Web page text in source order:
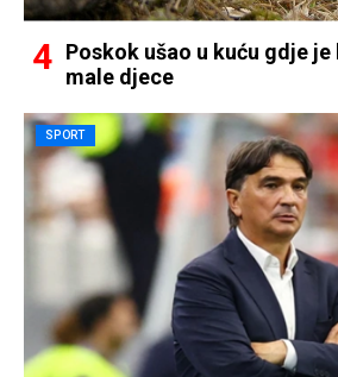
Poskok ušao u kuću gdje
male djece
SPORT